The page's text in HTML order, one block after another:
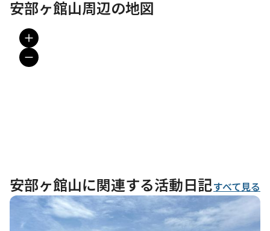
安部ヶ館山周辺の地図
安部ヶ館山に関連する活動日記すべて見る